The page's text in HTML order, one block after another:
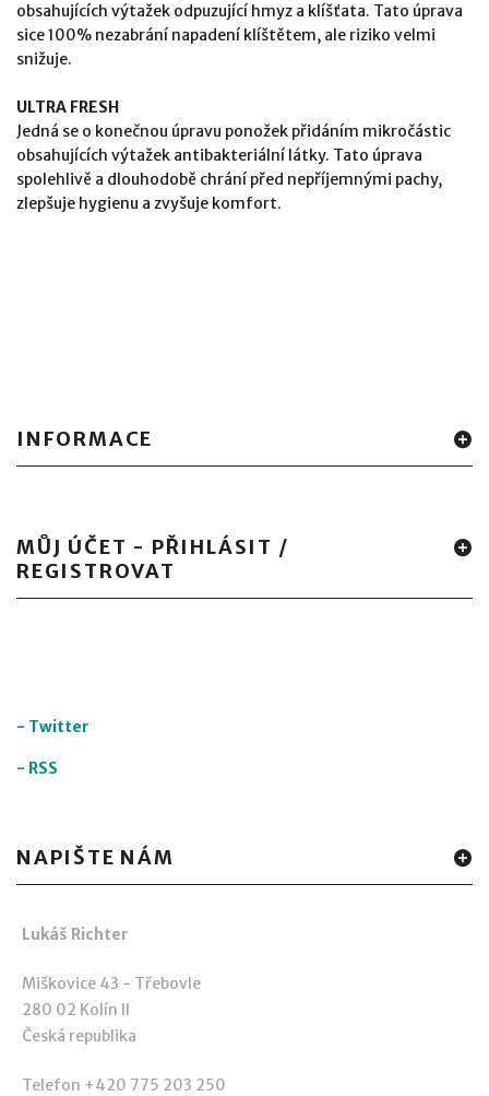
obsahujících výtažek odpuzující hmyz a klíšťata. Tato úprava
sice 100% nezabrání napadení klíštětem, ale riziko velmi
snižuje.
ULTRA FRESH
Jedná se o konečnou úpravu ponožek přidáním mikročástic
obsahujících výtažek antibakteriální látky. Tato úprava
spolehlivě a dlouhodobě chrání před nepříjemnými pachy,
zlepšuje hygienu a zvyšuje komfort.
INFORMACE
MŮJ ÚČET - PŘIHLÁSIT /
REGISTROVAT
- Twitter
- RSS
NAPIŠTE NÁM
Lukáš Richter
Miškovice 43 - Třebovle
280 02 Kolín II
Česká republika
Telefon +420 775 203 250